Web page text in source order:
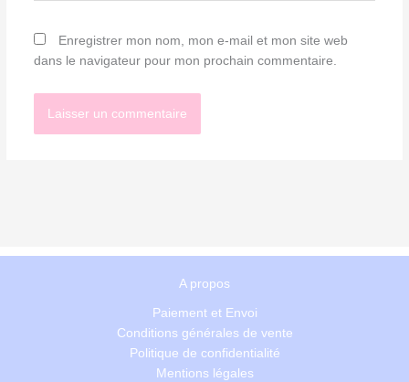
Enregistrer mon nom, mon e-mail et mon site web
dans le navigateur pour mon prochain commentaire.
A propos
Paiement et Envoi
Conditions générales de vente
Politique de confidentialité
Mentions légales